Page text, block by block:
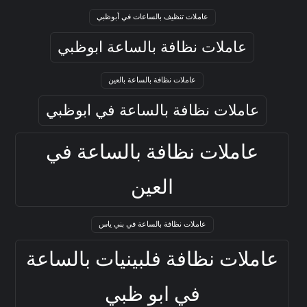
عاملات تنظيف بالساعات في أبوظبي
عاملات نظافة بالساعة ابوظبي
عاملات نظافة بالساعة بالعين
عاملات نظافة بالساعة في ابوظبي
عاملات نظافة بالساعة في
العين
عاملات نظافة بالساعة في بني ياس
عاملات نظافة فلبينيات بالساعة
في ابو ظبي